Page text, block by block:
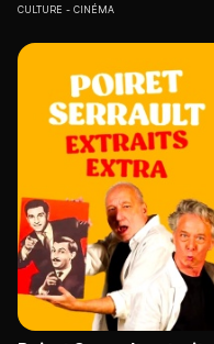
CULTURE CINÉMA